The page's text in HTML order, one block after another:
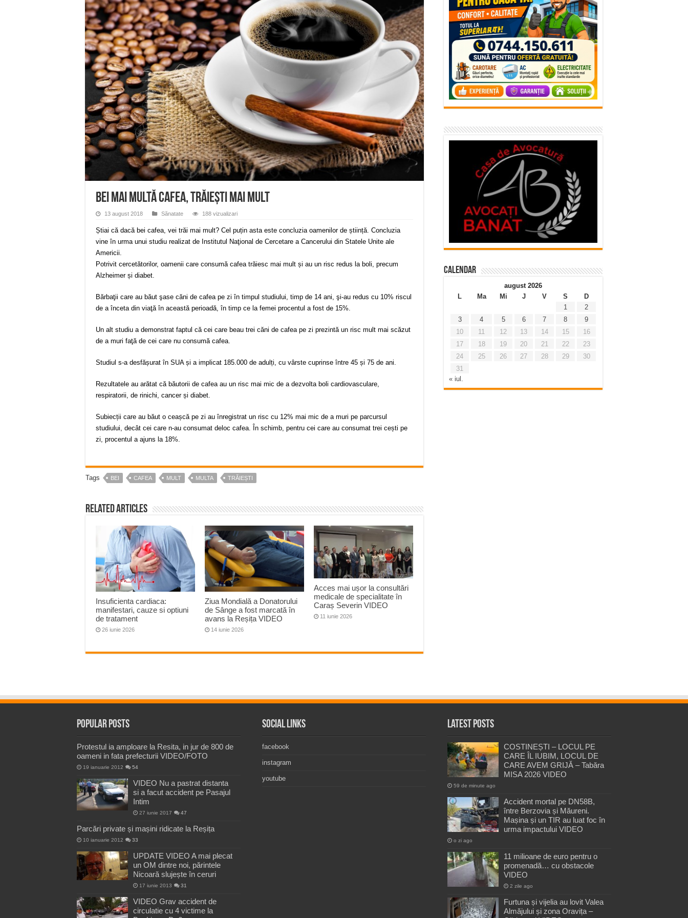
ANUNŢ OPRIRE ANUNŢ OPRIRE APĂ în ORAVIȚA – 05.08.2026 – avarie
Anunț important – Închidere temporară Podul de Piatră din Herculane
Ștrandul Termal Ring din Oravița – locul unde natura a ascuns un izvor de sănătate VIDEO
Miresme de lavandă, mentă și flori de vară și râsete de copii la Carașova VIDEO
ANUNȚ OPRIRE APĂ în Reșița – avarie – 04.08.2026 – str. Văliugului și Plastomet
Bei mai multă cafea, trăiești mai mult
13 august 2018 Sănatate 188 vizualizari
Știai că dacă bei cafea, vei trăi mai mult? Cel puțin asta este concluzia oamenilor de știință. Concluzia
vine în urma unui studiu realizat de Institutul Naţional de Cercetare a Cancerului din Statele Unite ale
Americii.
Potrivit cercetătorilor, oamenii care consumă cafea trăiesc mai mult și au un risc redus la boli, precum
Alzheimer și diabet.
Bărbaţii care au băut şase căni de cafea pe zi în timpul studiului, timp de 14 ani, şi-au redus cu 10% riscul
de a înceta din viaţă în această perioadă, în timp ce la femei procentul a fost de 15%.
Un alt studiu a demonstrat faptul că cei care beau trei căni de cafea pe zi prezintă un risc mult mai scăzut
de a muri faţă de cei care nu consumă cafea.
Studiul s-a desfășurat în SUA și a implicat 185.000 de adulți, cu vârste cuprinse între 45 și 75 de ani.
Rezultatele au arătat că băutorii de cafea au un risc mai mic de a dezvolta boli cardiovasculare,
respiratorii, de rinichi, cancer și diabet.
Subiecții care au băut o ceașcă pe zi au înregistrat un risc cu 12% mai mic de a muri pe parcursul
studiului, decât cei care n-au consumat deloc cafea. În schimb, pentru cei care au consumat trei cești pe
zi, procentul a ajuns la 18%.
Tags BEI CAFEA MULT MULTA TRĂIEȘTI
Related Articles
Insuficienta cardiaca:
manifestari, cauze si optiuni
de tratament
26 iunie 2026
Ziua Mondială a Donatorului
de Sânge a fost marcată în
avans la Reșița VIDEO
14 iunie 2026
Acces mai ușor la consultări
medicale de specialitate în
Caraș Severin VIDEO
11 iunie 2026
Calendar
august 2026
L
Ma Mi J V S
D
1
2
3
4 5 6 7 8
9
10
11 12 13 14 15
16
17
18 19 20 21 22
23
24
25 26 27 28 29
30
31
« iul.
Popular Posts
Protestul ia amploare la Resita, in jur de 800 de
oameni in fata prefecturii VIDEO/FOTO
19 ianuarie 2012 54
VIDEO Nu a pastrat distanta
si a facut accident pe Pasajul
Intim
27 iunie 2017 47
Parcări private și mașini ridicate la Reșița
10 ianuarie 2012 33
UPDATE VIDEO A mai plecat
un OM dintre noi, părintele
Nicoară slujește în ceruri
17 iunie 2013 31
VIDEO Grav accident de
circulatie cu 4 victime la
Social Links
facebook
instagram
youtube
Latest Posts
COSTINEȘTI – LOCUL PE
CARE ÎL IUBIM, LOCUL DE
CARE AVEM GRIJĂ – Tabăra
MISA 2026 VIDEO
59 de minute ago
Accident mortal pe DN58B,
între Berzovia și Măureni.
Mașina și un TIR au luat foc în
urma impactului VIDEO
o zi ago
11 milioane de euro pentru o
promenadă… cu obstacole
VIDEO
2 zile ago
Furtuna și vijelia au lovit Valea
Almăjului și zona Oravița –